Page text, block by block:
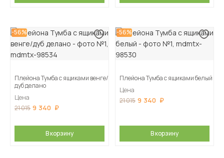
-56%
Плейона Тумба с ящиками венге/
дуб делано
Цена
21 015 9 340
В корзину
-56%
Плейона Тумба с ящиками белый
Цена
21 015 9 340
В корзину